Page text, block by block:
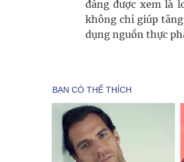
đáng được xem là
không chỉ giúp
dụng nguồn thực